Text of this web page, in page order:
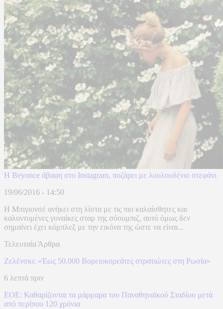
H Beyonce άβαφη στο Instagram, ποζάρει με λουλουδένιο στεφάνι
19/06/2016 - 14:50
Η Μπιγιονσέ ανήκει στη λίστα με τις πιο καλαίσθητες και
καλοντυμένες γυναίκες σταρ της σόουμπιζ, αυτό όμως δεν
σημαίνει έχει κόμπλεξ με την εικόνα της ώστε να είναι...
Τελευταία Άρθρα
Ζελένσκι: «Έως 50.000 Βορειοκορεάτες στρατιώτες στη Ρωσία»
6 λεπτά πριν
ΕΟΕ: Καθαρίζονται τα μάρμαρα του Παναθηναϊκού Σταδίου μετά
από περίπου 120 χρόνια